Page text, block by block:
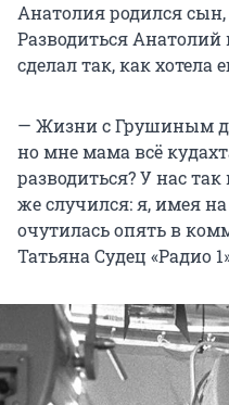
Анатолия родился
Разводиться Анатолий
сделал так, как
— Жизни с Грушиным
но мне мама всё
разводиться? У нас
же случился: я, имея
очутилась опять в
Татьяна Судец «Радио